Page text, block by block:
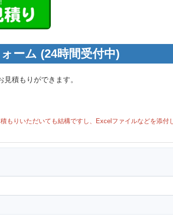
ーム (24時間受付中)
積もりができます。
もりいただいても結構ですし、Excelファイルなどを添付